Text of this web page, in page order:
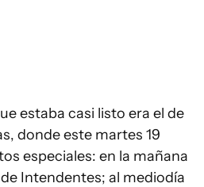
estaba casi listo era el de
donde este martes 19
especiales: en la mañana
Intendentes; al mediodía